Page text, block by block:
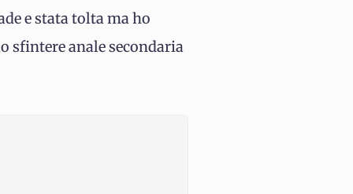
e stata tolta ma ho
sfintere anale secondaria